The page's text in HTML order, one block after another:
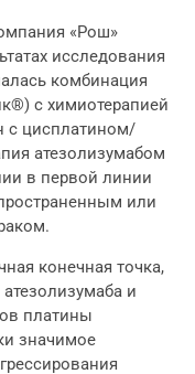
«Рош»
исследования
комбинация
с химиотерапией
с цисплатином/
атезолизумабом
в первой линии
или
конечная точка,
и
платины
значимое